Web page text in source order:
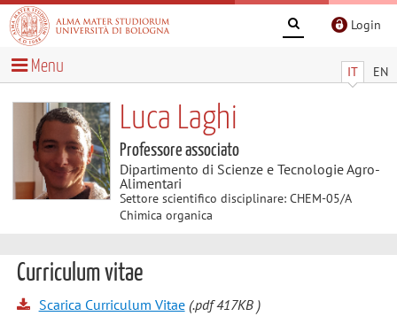
Login
IT EN
Menu
Luca Laghi
Professore associato
Dipartimento di Scienze e Tecnologie Agro-
Alimentari
Settore scientifico disciplinare: CHEM-05/A
Chimica organica
Curriculum vitae
Scarica Curriculum Vitae(.pdf 417KB )